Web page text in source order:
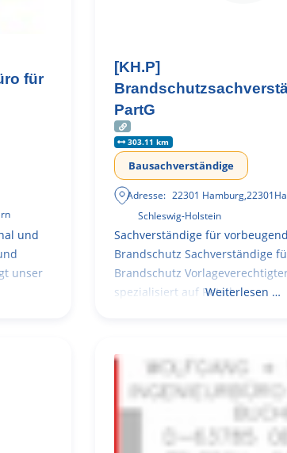
für
und
unser
[KH.P]
PartG
303.11 km
Bausachverständige
Adresse: 22301 Hamburg,22301
Schleswig-Holstein
Sachverständige für
Brandschutz Sachverständige
Brandschutz
spezialisiert auf RetailWeiterlesen …